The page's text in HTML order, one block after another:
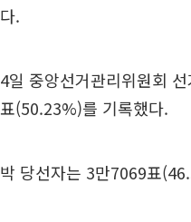
다.
4일 중앙선거관리위원회
표(50.23%)를 기록했다.
박 당선자는 3만7069표